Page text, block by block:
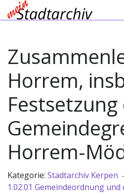
Horrem,
Horrem-
Kategorie: Stadtarchiv Kerpen
1.02.01 Gemeindeordnung